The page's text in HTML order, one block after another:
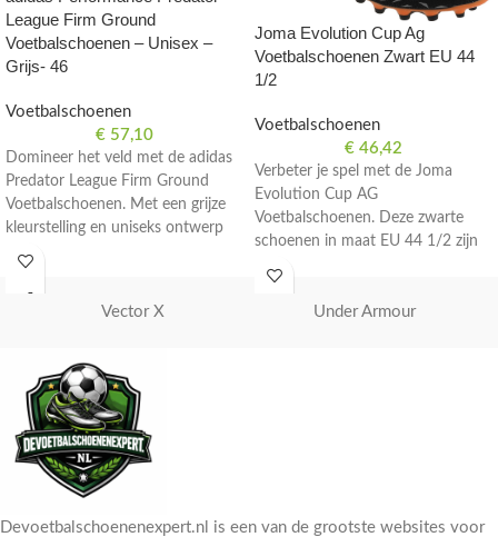
League Firm Ground
Voetbalschoenen – Unisex –
Grijs- 46
Voetbalschoenen
€ 57,10
Domineer het veld met de adidas
Predator League Firm Ground
Voetbalschoenen. Met een grijze
kleurstelling en uniseks ontwerp
Joma Evolution Cup Ag
Voetbalschoenen Zwart EU 44
1/2
Voetbalschoenen
€ 46,42
Verbeter je spel met de Joma
Evolution Cup AG
Voetbalschoenen. Deze zwarte
schoenen in maat EU 44 1/2 zijn
streven naar uitmuntendheid op
Vector X Under Armour
Devoetbalschoenenexpert.nl is een van de grootste websites voor